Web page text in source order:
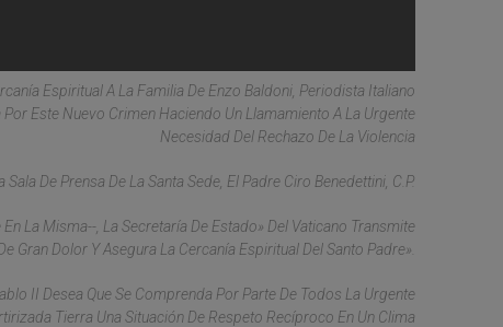
Espiritual A La Familia De Enzo Baldoni, Periodista Italiano
Este Nuevo Crimen Haciendo Un Llamamiento A La Urgente
Necesidad Del Rechazo De La Violencia
De Prensa De La Santa Sede, El Padre Ciro Benedettini, C.P.
La Misma--, La Secretaría De Estado» Del Vaticano Transmite
Gran Dolor Y Asegura La Cercanía Espiritual Del Santo Padre».
II Desea Que Se Comprenda Por Parte De Todos La Urgente
Tierra Una Situación De Respeto Recíproco En Un Clima